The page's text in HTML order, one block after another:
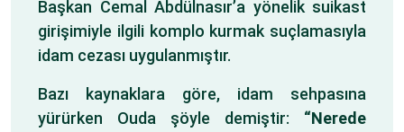
Başkan Cemal Abdülnasır’a yönelik suikast
girişimiyle ilgili komplo kurmak suçlamasıyla
idam cezası uygulanmıştır.
Bazı kaynaklara göre, idam sehpasına
yürürken Ouda şöyle demiştir: “Nerede